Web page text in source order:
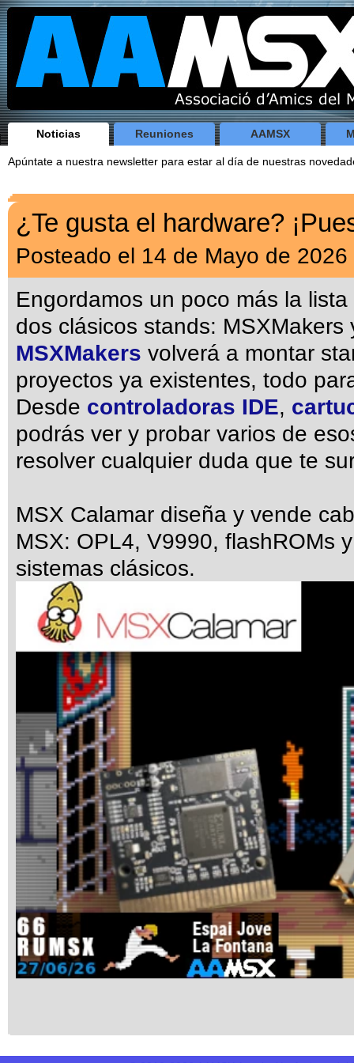
Noticias Reuniones AAMSX
Apúntate a nuestra newsletter para estar al día de nuestras
¿Te gusta el hardware?
Posteado el 14 de Mayo de 2026
Engordamos un poco más la
dos clásicos stands: MSXMakers
MSXMakers volverá a montar
proyectos ya existentes, todo
Desde controladoras IDE,
podrás ver y probar varios de
resolver cualquier duda que te
MSX Calamar diseña y vende
MSX: OPL4, V9990, flashROMs
sistemas clásicos.